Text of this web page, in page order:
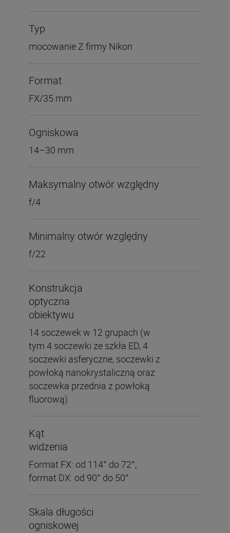
Typ
mocowanie Z firmy Nikon
Format
FX/35 mm
Ogniskowa
14–30 mm
Maksymalny otwór względny
f/4
Minimalny otwór względny
f/22
Konstrukcja
optyczna
obiektywu
14 soczewek w 12 grupach (w
tym 4 soczewki ze szkła ED, 4
soczewki asferyczne, soczewki z
powłoką nanokrystaliczną oraz
soczewka przednia z powłoką
fluorową)
Kąt
widzenia
Format FX: od 114° do 72°,
format DX: od 90° do 50°
Skala długości
ogniskowej